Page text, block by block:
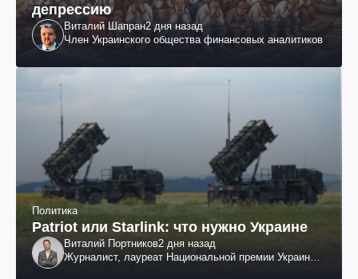
депрессию
Виталий Шапран2 дня назад
Член Украинского общества финансовых аналитиков
Политика
Patriot или Starlink: что нужно Украине
Виталий Портников2 дня назад
Журналист, лауреат Национальной премии Украины